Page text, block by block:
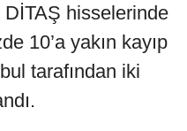
DİTAŞ hisselerinde
10’a yakın kayıp
tarafından iki